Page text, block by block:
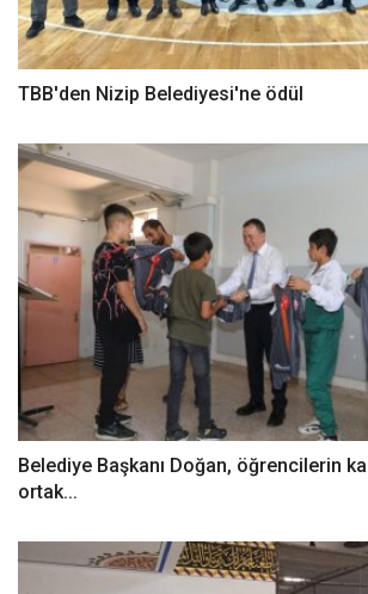
TBB'den Nizip Belediyesi'ne ödül
Belediye Başkanı Doğan, öğrencilerin
ortak...